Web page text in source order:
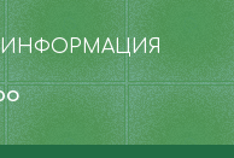
ИНФОРМАЦИЯ